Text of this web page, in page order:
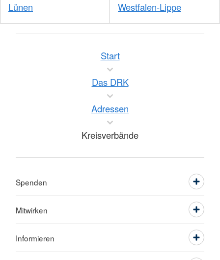
Lünen Westfalen-Lippe
Start
Das DRK
Adressen
Kreisverbände
Spenden
Mitwirken
Informieren